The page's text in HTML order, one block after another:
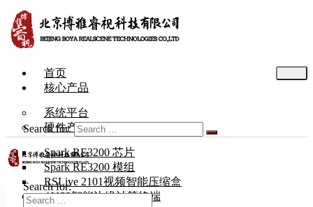
首页
核心产品
系统平台
硬件产品
Spark RE3200 芯片
Spark RE3200 模组
RSLive 2101视频智能压缩盒
AVS3智能边缘计算终端
Search for:
Search for: